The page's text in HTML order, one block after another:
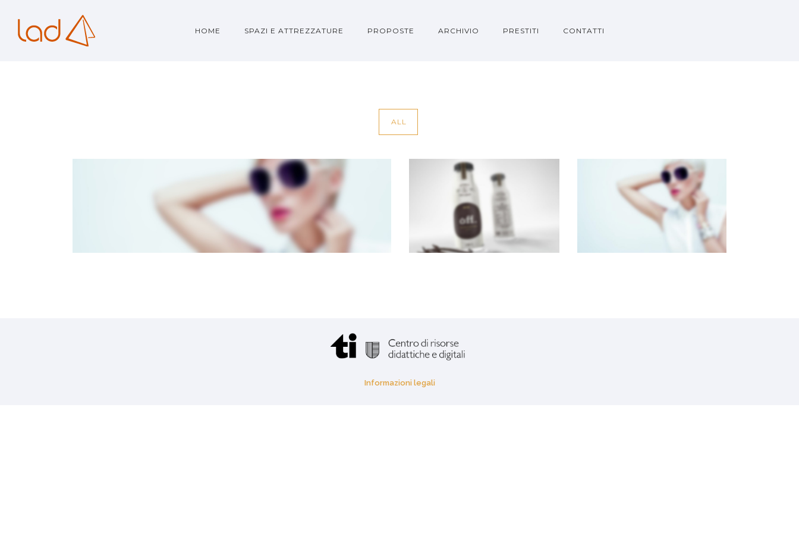
HOME SPAZI E ATTREZZATURE PROPOSTE ARCHIVIO PRESTITI CONTATTI
ALL
CAROUSEL GALLERY CENTERED SLIDER
Dual Carousel
FULL SCREEN SLIDER
Dual Carousel
Informazioni legali